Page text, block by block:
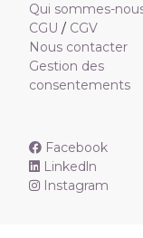
Qui sommes-
CGU / CGV
Nous contacter
Gestion des
consentements
Facebook
Linkedln
Instagram